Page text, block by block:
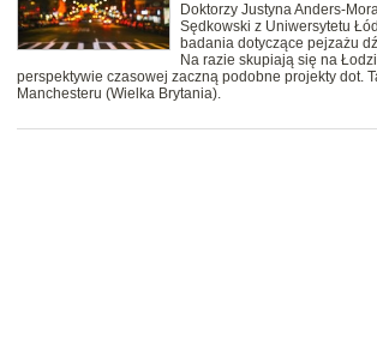
Doktorzy Justyna Anders-
Sędkowski z Uniwersytetu
badania dotyczące pejzażu
Na razie skupiają się na
perspektywie czasowej zaczną podobne projekty dot.
Manchesteru (Wielka Brytania).